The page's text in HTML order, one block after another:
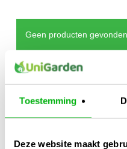
Toestemming
Deze website maakt
Geen producten